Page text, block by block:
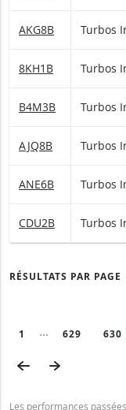
AKG8B Turbos
8KH1B Turbos
B4M3B Turbos
AJQ8B Turbos
ANE6B Turbos
CDU2B Turbos
RÉSULTATS PAR PAGE
PAGE
1 Collapsed pages
PAGE
629 PAGE
630
PAGE PRÉCÉDENTE
Les performances